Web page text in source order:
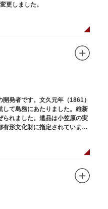
更しました。
発者です。文久元年（1861）
して島務にあたりました。維新
られました。遺品は小笠原の実
形文化財に指定されていま